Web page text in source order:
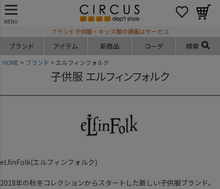
MENU
ブランド子供服・キッズ服の通販はサーカス
ブランド アイテム 新商品 コーデ 検索
HOME ブランド エルフィンフォルク
子供服 エルフィンフォルク
eLfinFolk(エルフィンフォルク)
2018年の秋冬コレクションからスタートした新しい子供服ブランド。